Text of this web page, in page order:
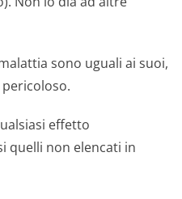
sono uguali ai suoi,
effetto
quelli non elencati in